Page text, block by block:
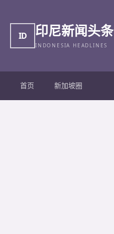
ID 印尼新闻头条
INDONESIA HEADLINES
首页 新加坡圈